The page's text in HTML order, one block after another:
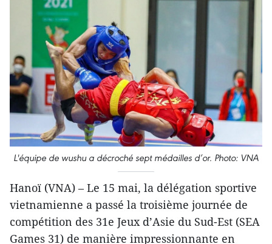
L'équipe de wushu a décroché sept médailles d’or. Photo: VNA
Hanoï (VNA) – Le 15 mai, la délégation sportive
vietnamienne a passé la troisième journée de
compétition des 31e Jeux d’Asie du Sud-Est (SEA
Games 31) de manière impressionnante en